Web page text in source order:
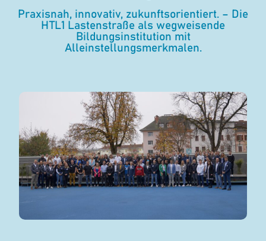
Praxisnah, innovativ, zukunftsorientiert. – Die
HTL1 Lastenstraße als wegweisende
Bildungsinstitution mit
Alleinstellungsmerkmalen.